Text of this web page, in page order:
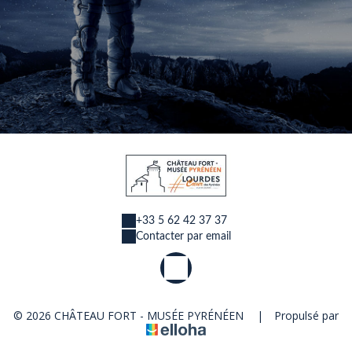
+33 5 62 42 37 37
Contacter par email
© 2026 CHÂTEAU FORT - MUSÉE PYRÉNÉEN | Propulsé par